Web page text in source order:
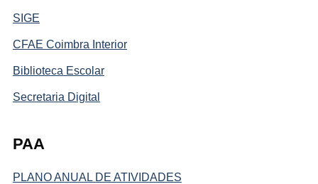
SIGE
CFAE Coimbra Interior
Biblioteca Escolar
Secretaria Digital
PAA
PLANO ANUAL DE ATIVIDADES